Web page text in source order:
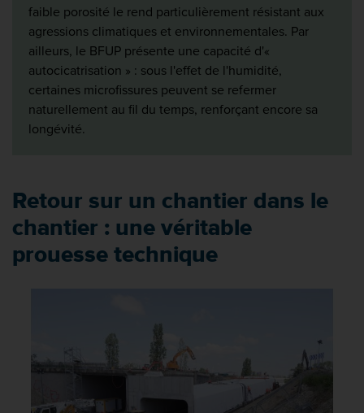
faible porosité le rend particulièrement résistant aux
agressions climatiques et environnementales. Par
ailleurs, le BFUP présente une capacité d'«
autocicatrisation » : sous l'effet de l'humidité,
certaines microfissures peuvent se refermer
naturellement au fil du temps, renforçant encore sa
longévité.
Retour sur un chantier dans le
chantier : une véritable
prouesse technique